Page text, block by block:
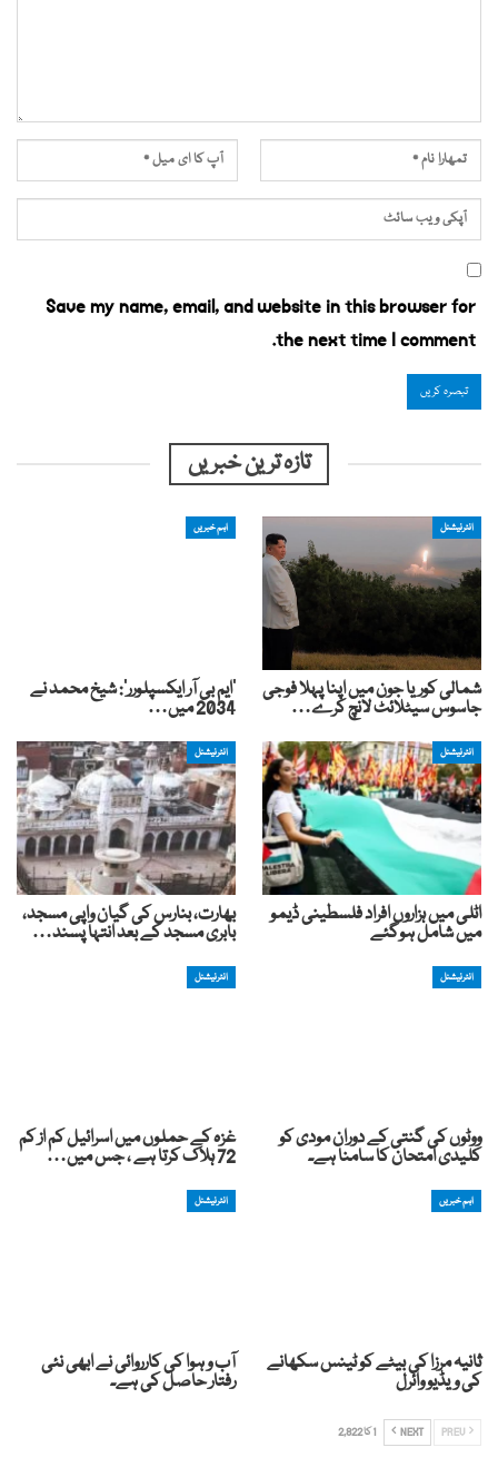
Save my name, email, and website in this browser for
the next time I comment.
تازہ ترین خبریں
انٹرنیشنل
شمالی کوریا جون میں اپنا پہلا فوجی
جاسوس سیٹلائٹ لانچ کرے…
اہم خبریں
‘ایم بی آر ایکسپلورر’: شیخ محمد نے
2034 میں…
انٹرنیشنل
اٹلی میں ہزاروں افراد فلسطینی ڈیمو
میں شامل ہوگئے
انٹرنیشنل
بھارت، بنارس کی گیان واپی مسجد،
بابری مسجد کے بعد انتہا پسند…
انٹرنیشنل
ووٹوں کی گنتی کے دوران مودی کو
کلیدی امتحان کا سامنا ہے۔
انٹرنیشنل
غزہ کے حملوں میں اسرائیل کم از کم
72 ہلاک کرتا ہے ، جس میں…
اہم خبریں
ثانیہ مرزا کی بیٹے کو ٹینس سکھانے
کی ویڈیو وائرل
انٹرنیشنل
آب و ہوا کی کارروائی نے ابھی نئی
رفتار حاصل کی ہے۔
NEXT 1 کا 2,822